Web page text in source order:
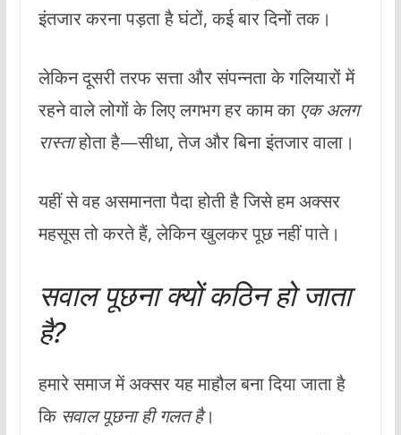
इंतजार करना पड़ता है घंटों, कई बार दिनों तक।
लेकिन दूसरी तरफ सत्ता और संपन्नता के गलियारों में
रहने वाले लोगों के लिए लगभग हर काम का एक अलग
रास्ताहोता है—सीधा, तेज और बिना इंतजार वाला।
यहीं से वह असमानता पैदा होती है जिसे हम अक्सर
महसूस तो करते हैं, लेकिन खुलकर पूछ नहीं पाते।
सवाल पूछना क्यों कठिन हो जाता
है?
हमारे समाज में अक्सर यह माहौल बना दिया जाता है
कि सवाल पूछना ही गलत है।